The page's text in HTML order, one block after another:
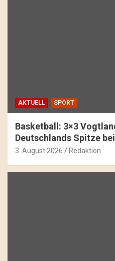
AKTUELL SPORT
Basketball: 3×3
Deutschlands Spitze
3. August 2026 Redaktion